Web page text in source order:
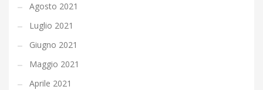
Agosto 2021
Luglio 2021
Giugno 2021
Maggio 2021
Aprile 2021